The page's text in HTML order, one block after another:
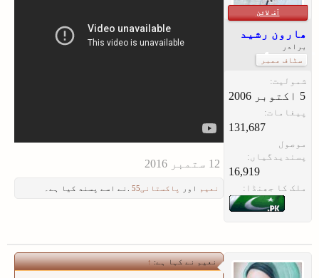
آف لائن
ھارون رشید
برادر
سٹاف ممبر
شمولیت:
پیغامات:
131,687
موصول
پسندیدگیاں:
16,919
ملک کا جھنڈا: نعیم اور پاکستانی55 .نے اسے پسند کیا ہے۔
نعیم نے کہا ہے:↑